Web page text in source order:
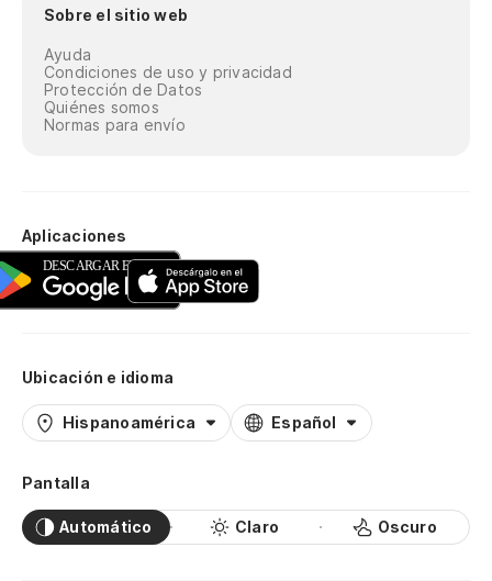
Sobre el sitio web
Ayuda
Condiciones de uso y privacidad
Protección de Datos
Quiénes somos
Normas para envío
Aplicaciones
Ubicación e idioma
Hispanoamérica Español
Pantalla
Automático Claro Oscuro